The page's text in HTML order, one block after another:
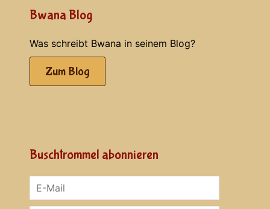
Bwana Blog
Was schreibt Bwana in seinem Blog?
Zum Blog
Buschtrommel abonnieren